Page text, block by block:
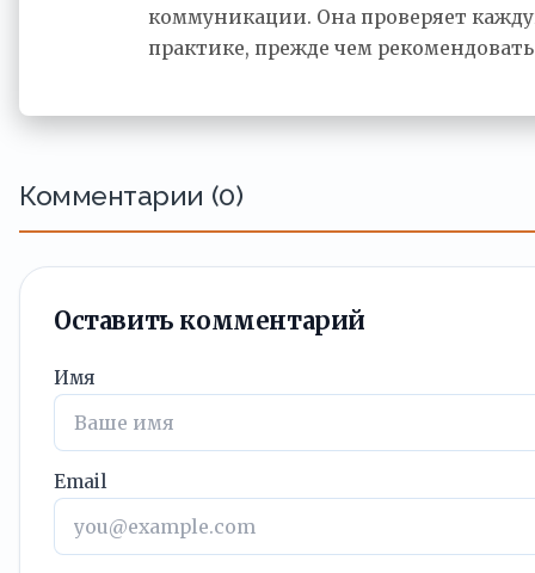
коммуникации. Она проверяет
практике, прежде чем
Комментарии (0)
Оставить комментарий
Имя
Email